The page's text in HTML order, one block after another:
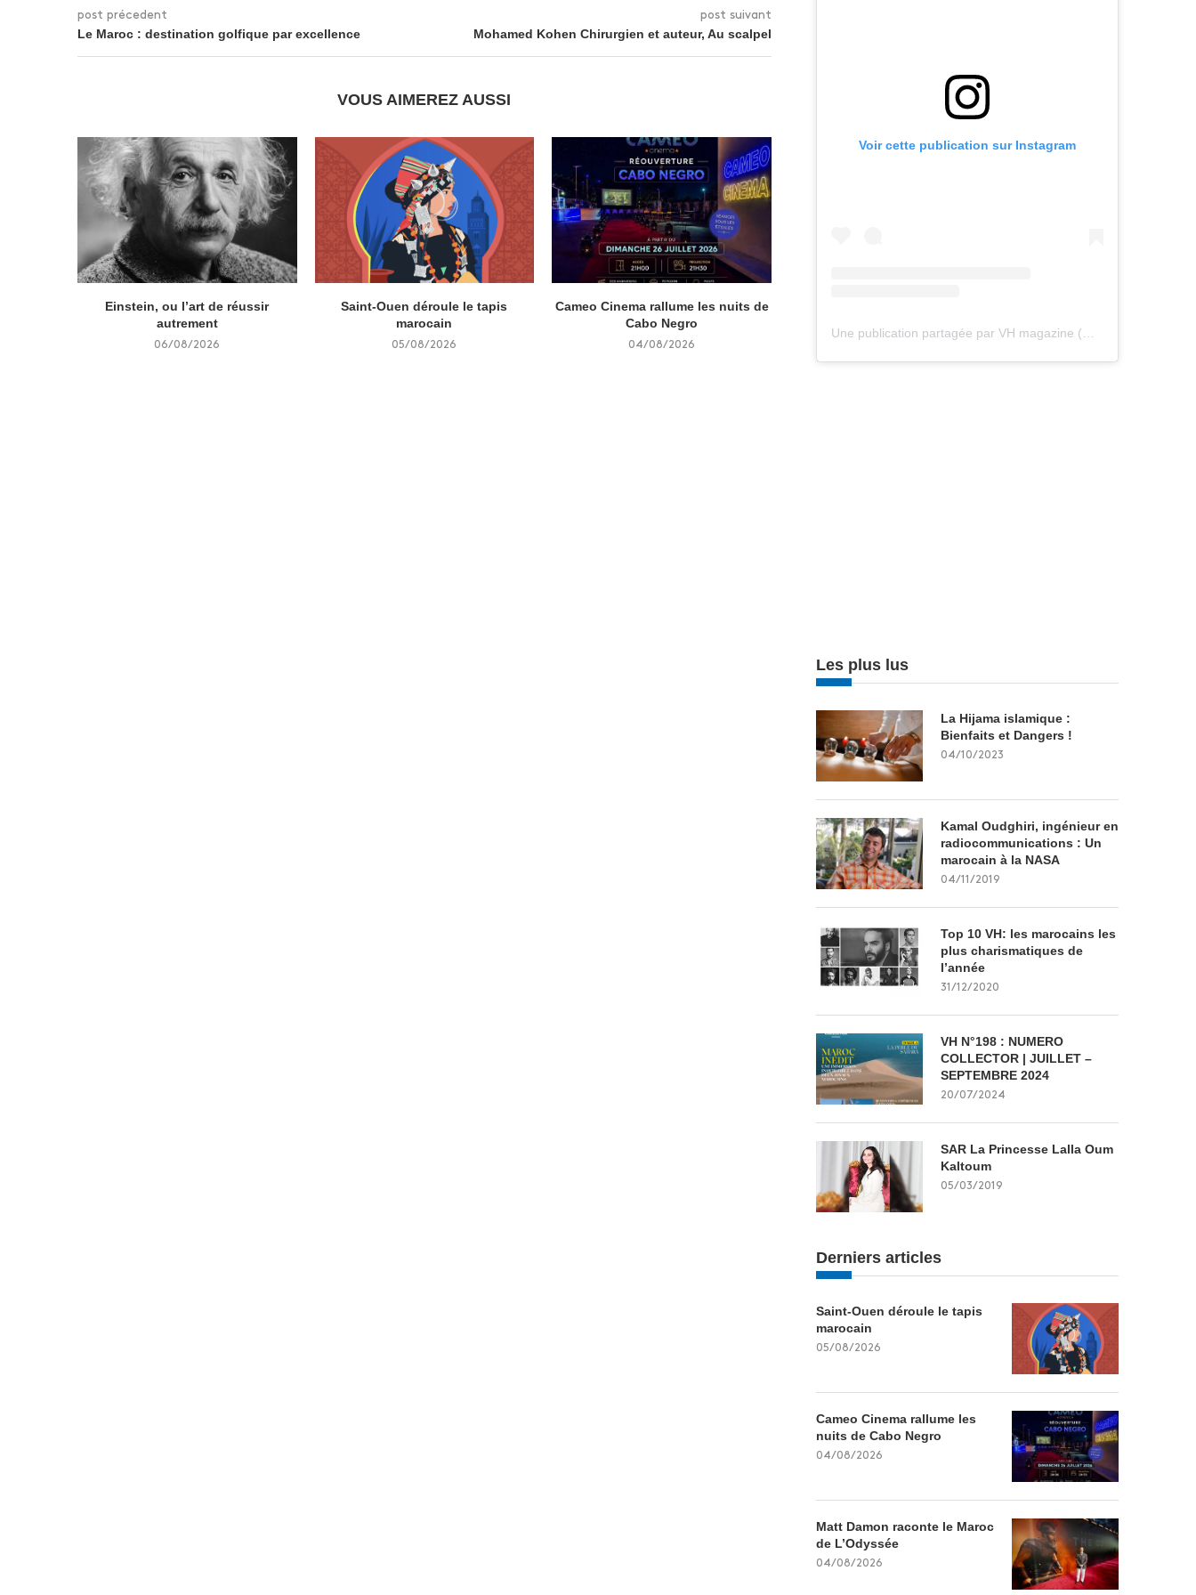
post précedent
Le Maroc : destination golfique par excellence
post suivant
Mohamed Kohen Chirurgien et auteur, Au scalpel
VOUS AIMEREZ AUSSI
Einstein, ou l’art de réussir
autrement
06/08/2026
Saint-Ouen déroule le tapis
marocain
05/08/2026
Cameo Cinema rallume les nuits de
Cabo Negro
04/08/2026
Voir cette publication sur Instagram
Les plus lus
La Hijama islamique :
Bienfaits et Dangers !
04/10/2023
Kamal Oudghiri, ingénieur en
radiocommunications : Un
marocain à la NASA
04/11/2019
Top 10 VH: les marocains les
plus charismatiques de
l’année
31/12/2020
VH N°198 : NUMERO
COLLECTOR | JUILLET –
SEPTEMBRE 2024
20/07/2024
SAR La Princesse Lalla Oum
Kaltoum
05/03/2019
Derniers articles
Saint-Ouen déroule le tapis
marocain
05/08/2026
Cameo Cinema rallume les
nuits de Cabo Negro
04/08/2026
Matt Damon raconte le Maroc
de L’Odyssée
04/08/2026